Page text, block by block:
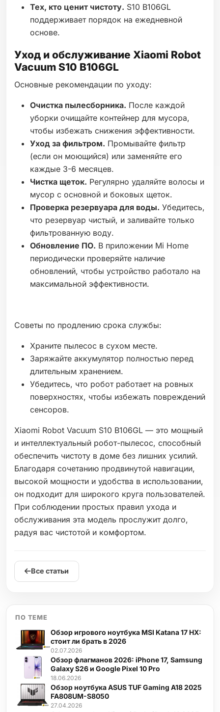
Тех, кто ценит чистоту. S10 B106GL
поддерживает порядок на ежедневной
основе.
Уход и обслуживание Xiaomi Robot
Vacuum S10 B106GL
Основные рекомендации по уходу:
Очистка пылесборника. После каждой
уборки очищайте контейнер для мусора,
чтобы избежать снижения эффективности.
Уход за фильтром. Промывайте фильтр
(если он моющийся) или заменяйте его
каждые 3-6 месяцев.
Чистка щеток. Регулярно удаляйте волосы и
мусор с основной и боковых щеток.
Проверка резервуара для воды. Убедитесь,
что резервуар чистый, и заливайте только
фильтрованную воду.
Обновление ПО. В приложении Mi Home
периодически проверяйте наличие
обновлений, чтобы устройство работало на
максимальной эффективности.
Советы по продлению срока службы:
Храните пылесос в сухом месте.
Заряжайте аккумулятор полностью перед
длительным хранением.
Убедитесь, что робот работает на ровных
поверхностях, чтобы избежать повреждений
сенсоров.
Xiaomi Robot Vacuum S10 B106GL — это мощный
и интеллектуальный робот-пылесос, способный
обеспечить чистоту в доме без лишних усилий.
Благодаря сочетанию продвинутой навигации,
высокой мощности и удобства в использовании,
он подходит для широкого круга пользователей.
При соблюдении простых правил ухода и
обслуживания эта модель прослужит долго,
радуя вас чистотой и комфортом.
Все статьи
ПО ТЕМЕ
Обзор игрового ноутбука MSI Katana 17 HX:
стоит ли брать в 2026
02.07.2026
Обзор флагманов 2026: iPhone 17, Samsung
Galaxy S26 и Google Pixel 10 Pro
18.06.2026
Обзор ноутбука ASUS TUF Gaming A18 2025
FA808UM-S8050
27.04.2026